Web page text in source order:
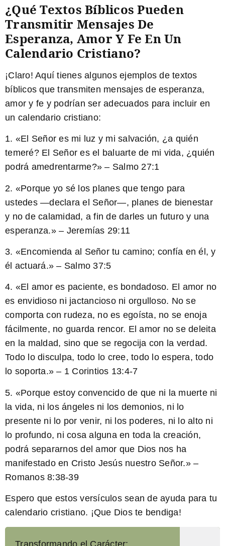
¿Qué Textos Bíblicos Pueden
Transmitir Mensajes De
Esperanza, Amor Y Fe En Un
Calendario Cristiano?
¡Claro! Aquí tienes algunos ejemplos de textos
bíblicos que transmiten mensajes de esperanza,
amor y fe y podrían ser adecuados para incluir en
un calendario cristiano:
1. «El Señor es mi luz y mi salvación, ¿a quién
temeré? El Señor es el baluarte de mi vida, ¿quién
podrá amedrentarme?» – Salmo 27:1
2. «Porque yo sé los planes que tengo para
ustedes —declara el Señor—, planes de bienestar
y no de calamidad, a fin de darles un futuro y una
esperanza.» – Jeremías 29:11
3. «Encomienda al Señor tu camino; confía en él, y
él actuará.» – Salmo 37:5
4. «El amor es paciente, es bondadoso. El amor no
es envidioso ni jactancioso ni orgulloso. No se
comporta con rudeza, no es egoísta, no se enoja
fácilmente, no guarda rencor. El amor no se deleita
en la maldad, sino que se regocija con la verdad.
Todo lo disculpa, todo lo cree, todo lo espera, todo
lo soporta.» – 1 Corintios 13:4-7
5. «Porque estoy convencido de que ni la muerte ni
la vida, ni los ángeles ni los demonios, ni lo
presente ni lo por venir, ni los poderes, ni lo alto ni
lo profundo, ni cosa alguna en toda la creación,
podrá separarnos del amor que Dios nos ha
manifestado en Cristo Jesús nuestro Señor.» –
Romanos 8:38-39
Espero que estos versículos sean de ayuda para tu
calendario cristiano. ¡Que Dios te bendiga!
Transformando el Carácter: